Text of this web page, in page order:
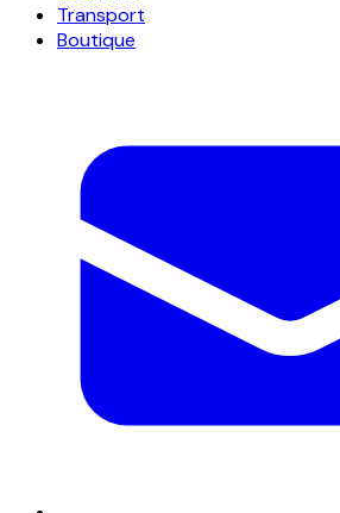
Transport
Boutique